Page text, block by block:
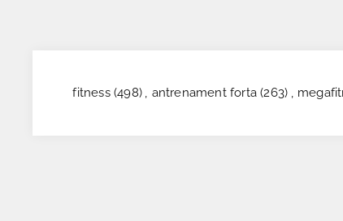
fitness (498) , antrenament forta (263) ,